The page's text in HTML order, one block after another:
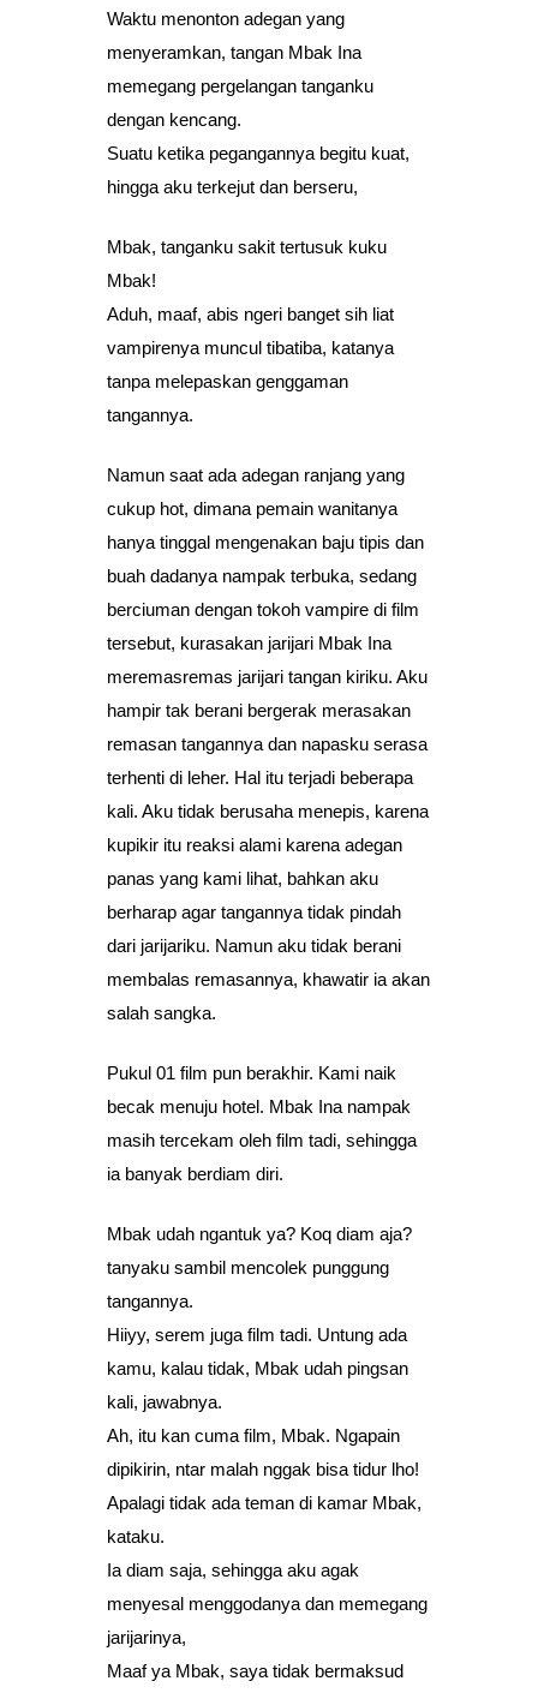
Waktu menonton adegan yang
menyeramkan, tangan Mbak Ina
memegang pergelangan tanganku
dengan kencang.
Suatu ketika pegangannya begitu kuat,
hingga aku terkejut dan berseru,
Mbak, tanganku sakit tertusuk kuku
Mbak!
Aduh, maaf, abis ngeri banget sih liat
vampirenya muncul tibatiba, katanya
tanpa melepaskan genggaman
tangannya.
Namun saat ada adegan ranjang yang
cukup hot, dimana pemain wanitanya
hanya tinggal mengenakan baju tipis dan
buah dadanya nampak terbuka, sedang
berciuman dengan tokoh vampire di film
tersebut, kurasakan jarijari Mbak Ina
meremasremas jarijari tangan kiriku. Aku
hampir tak berani bergerak merasakan
remasan tangannya dan napasku serasa
terhenti di leher. Hal itu terjadi beberapa
kali. Aku tidak berusaha menepis, karena
kupikir itu reaksi alami karena adegan
panas yang kami lihat, bahkan aku
berharap agar tangannya tidak pindah
dari jarijariku. Namun aku tidak berani
membalas remasannya, khawatir ia akan
salah sangka.
Pukul 01 film pun berakhir. Kami naik
becak menuju hotel. Mbak Ina nampak
masih tercekam oleh film tadi, sehingga
ia banyak berdiam diri.
Mbak udah ngantuk ya? Koq diam aja?
tanyaku sambil mencolek punggung
tangannya.
Hiiyy, serem juga film tadi. Untung ada
kamu, kalau tidak, Mbak udah pingsan
kali, jawabnya.
Ah, itu kan cuma film, Mbak. Ngapain
dipikirin, ntar malah nggak bisa tidur lho!
Apalagi tidak ada teman di kamar Mbak,
kataku.
Ia diam saja, sehingga aku agak
menyesal menggodanya dan memegang
jarijarinya,
Maaf ya Mbak, saya tidak bermaksud